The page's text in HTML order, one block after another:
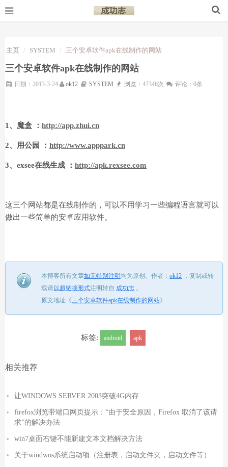
主页 SYSTEM 三个安卓软件apk在线制作的网站
三个安卓软件apk在线制作的网站
日期：2013-3-24 ok12 SYSTEM 浏览：47346次 评论：0条
1、魔盒 ： http://app.zhui.cn
2、用公园 ： http://www.apppark.cn
3、exsee在线生成 ： http://apk.rexsee.com
这三个网站都是在线制作的，可以不用学习一些编程语言就可以
做出一些简单的安卓应用软件。
本博客所有文章如无特别注明均为原创。 作者： ok12 ， 复制或转
载请以超链接形式注明转自 成功志 。
原文地址《三个安卓软件apk在线制作的网站》
标签: android apk
相关推荐
让WINDOWS SERVER 2003突破4G内存
firefox浏览带端口网页提示：“由于安全原因，Firefox 取消了该请
求”的解决办法
win7桌面右键不能新建文本文档解决方法
关于windwos系统启动项（注册表，启动文件夹，启动文件等）